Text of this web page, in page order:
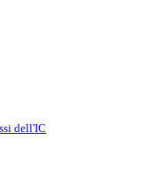
dell'IC